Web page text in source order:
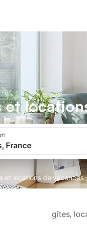
et
et locations de vacances
gîtes,